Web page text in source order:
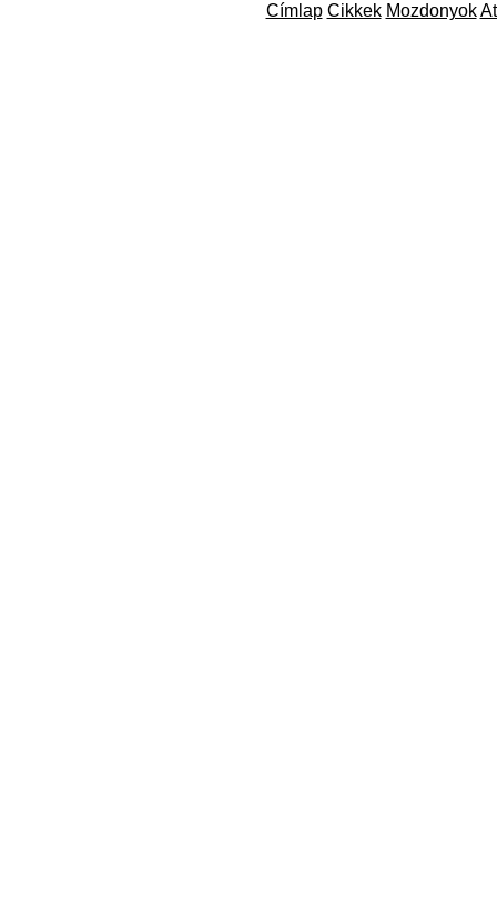
Címlap Cikkek Mozdonyok